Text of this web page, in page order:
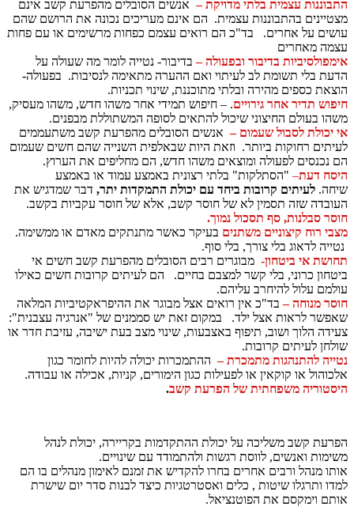
התבוננות עצמית בלתי מדויקת –אנשים הסובלים מהפרעת קשב אינם
מצטיינים בהתבוננות עצמית. הם אינם מעריכים נכונה את הרושם שהם
עושים על אחרים. בד"כ הם רואים עצמם כפחות מרשימים או עם פחות
עצמה מאחרים
אימפולסיביות בדיבור ובפעולה –בדיבור- נטייה לומר מה שעולה על
הדעת בלי תשומת לב לעיתוי ואם ההערה מתאימה לנסיבות. בפעולה-
הוצאת כספים מהירה ובלתי מתוכננת, שינוי תכניות.
חיפוש תדיר אחר גירויים. – חיפוש תמידי אחר משהו חדש, משהו מעסיק,
משהו בעולם החיצוני שיכול להתאים לסופה המשתוללת מבפנים.
אי יכולת לסבול שעמום – אנשים הסובלים מהפרעת קשב משתעממים
לעיתים רחוקות ביותר. וזאת היות שבאלפית השנייה שהם חשים שעמום
הם נכנסים לפעולה ומוצאים משהו חדש, הם מחליפים את הערוץ.
היסח דעת– "הסתלקות" בלתי רצונית באמצע עמוד או באמצע
שיחה. לעיתים קרובות ביחד עם יכולת התמקדות יתר, דבר שמדגיש את
העובדה שזה תסמין לא של חוסר קשב, אלא של חוסר עקביות בקשב.
חוסר סבלנות, סף תסכול נמוך.
מצבי רוח קיצוניים משתנים בעיקר כאשר מתנתקים מאדם או ממשימה.
נטייה לדאוג בלי צורך, בלי סוף.
תחושת אי ביטחון- מבוגרים רבים הסובלים מהפרעת קשב חשים אי
ביטחון כרוני, בלי קשר למצבם בחיים. הם לעיתים קרובות חשים כאילו
עולמם עלול להיחרב עליהם.
חוסר מנוחה –בד"כ אין רואים אצל מבוגר את ההיפראקטיביות המלאה
שאפשר לראות אצל ילד. במקום זאת יש סממנים של "אנרגיה עצבנית":
צעידה הלוך ושוב, תיפוף באצבעות, שינוי מצב בעת ישיבה, עזיבת חדר או
שולחן לעיתים קרובות.
נטייה להתנהגות מתמכרת –ההתמכרות יכולה להיות לחומר כגון
אלכוהול או קוקאין או לפעילות כגון הימורים, קניות, אכילה או עבודה.
היסטוריה משפחתית של הפרעת קשב.
הפרעת קשב משליכה על יכולת ההתקדמות בקריירה, יכולת לנהל
משימות ואנשים, לווסת רגשות ולהתמודד עם שינויים.
אותו מנהל ורבים אחרים בחרו להקדיש את זמנם לאימון מנהלים בו הם
למדו ותרגלו שיטות , כלים ואסטרטגיות כיצד לבנות סדר יום שישרת
אותם וימקסם את הפוטנציאל.